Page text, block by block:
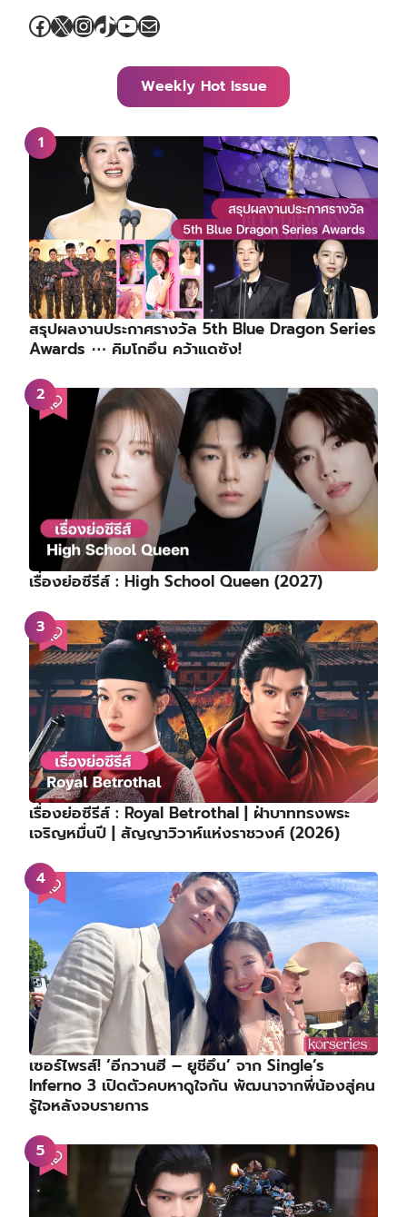
Facebook
X Instagram
TikTok
YouTube
Mail
Weekly Hot Issue
สรุปผลงานประกาศรางวัล 5th Blue Dragon Series
Awards ⋯ คิมโกอึน คว้าแดซัง!
เรื่องย่อซีรีส์ : High School Queen (2027)
เรื่องย่อซีรีส์ : Royal Betrothal | ฝ่าบาททรงพระ
เจริญหมื่นปี | สัญญาวิวาห์แห่งราชวงศ์ (2026)
เซอร์ไพรส์! ‘อีกวานฮี – ยูชีอึน’ จาก Single’s
Inferno 3 เปิดตัวคบหาดูใจกัน พัฒนาจากพี่น้องสู่คน
รู้ใจหลังจบรายการ